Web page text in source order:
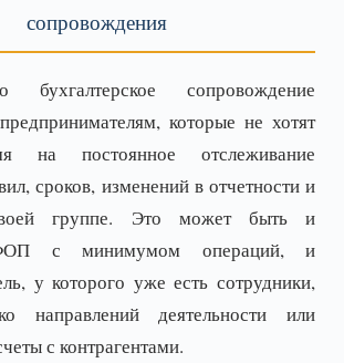
сопровождения
сопровождение
которые не хотят
на постоянное отслеживание
сроков, изменений в отчетности и
группе. Это может быть и
с минимумом операций, и
у которого уже есть сотрудники,
направлений деятельности или
с контрагентами.